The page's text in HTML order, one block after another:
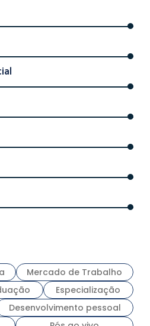
Mercado de Trabalho
Especialização
Desenvolvimento pessoal